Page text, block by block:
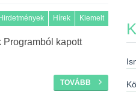
Hirdetmények Hírek Kiemelt
Programból kapott
TOVÁBB